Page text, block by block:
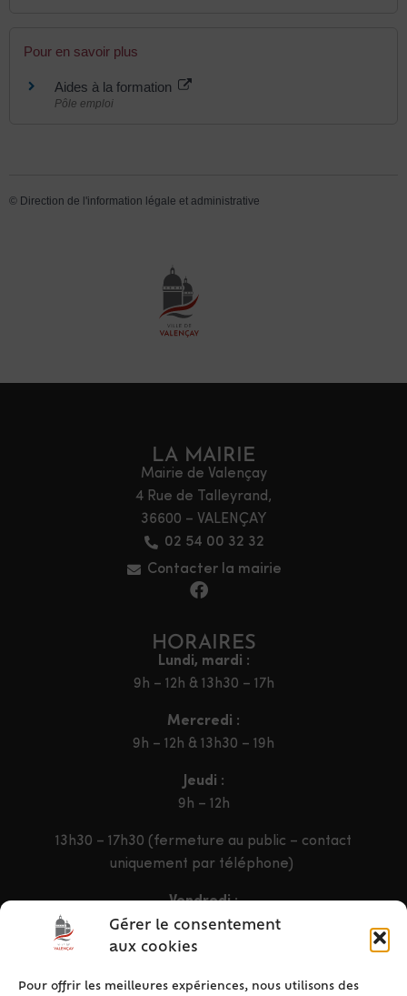
Gérer le consentement
aux cookies
Pour offrir les meilleures expériences, nous utilisons des
Pour en savoir plus
Aides à la formation
Pôle emploi
© Direction de l'information légale et administrative
LA MAIRIE
Mairie de Valençay
4 Rue de Talleyrand,
36600 – VALENÇAY
02 54 00 32 32
Contacter la mairie
HORAIRES
Lundi, mardi :
9h – 12h & 13h30 – 17h
Mercredi :
9h – 12h & 13h30 – 19h
Jeudi :
9h – 12h
13h30 – 17h30 (fermeture au public – contact
uniquement par téléphone)
Vendredi :
9h – 12h & 13h30 – 16h30